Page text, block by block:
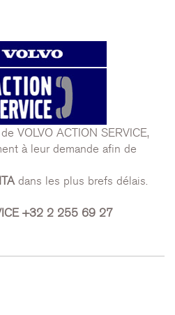
VOLVO ACTION SERVICE,
à leur demande afin de
dans les plus brefs délais.
+32 2 255 69 27